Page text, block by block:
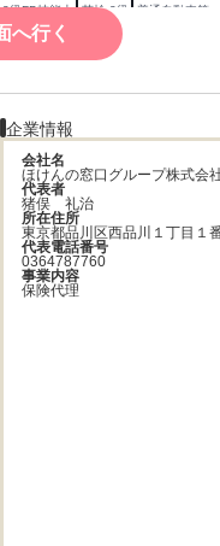
3級FP技能士 英検 2級 普通自動車第
定3級 営業 電話応対
務 レセプト 営業担当
へ行く
企業情報
会社名
ほけんの窓口グループ株式会
代表者
猪俣　礼治
所在住所
東京都品川区西品川１丁目１
代表電話番号
0364787760
事業内容
保険代理